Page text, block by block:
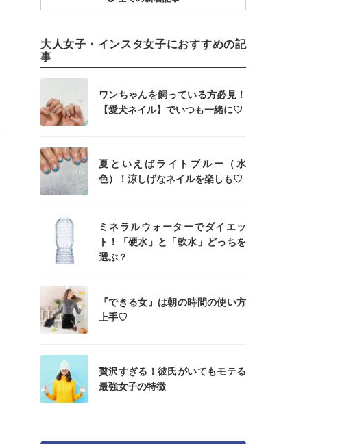
大人女子・インスタ女子におすすめの記
事
ワンちゃんを飼っている方必見！
【愛犬ネイル】でいつも一緒に♡
夏といえばライトブルー（水
色）！涼しげなネイルを楽しも♡
ミネラルウォーターでダイエッ
ト！「硬水」と「軟水」どっちを
選ぶ？
『できる女』は朝の時間の使い方
上手♡
贅沢すぎる！彼氏がいてもモテる
最強女子の特徴